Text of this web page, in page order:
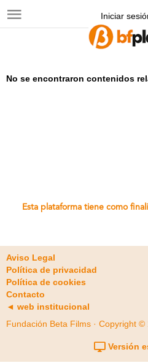
Iniciar
No se encontraron contenidos
Esta plataforma tiene como
Aviso Legal
Política de privacidad
Política de cookies
Contacto
◄ web institucional
Fundación Beta Films · Copyright ©
Versión